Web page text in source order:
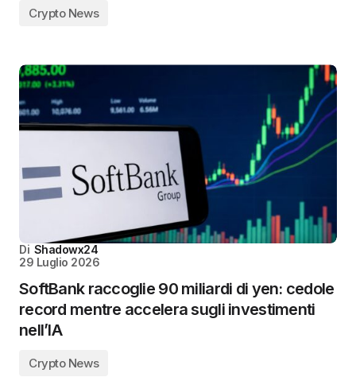
Crypto News
Di Shadowx24
29 Luglio 2026
SoftBank raccoglie 90 miliardi di yen: cedole
record mentre accelera sugli investimenti
nell’IA
Crypto News